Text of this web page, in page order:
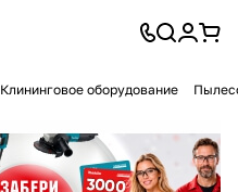
Клининговое оборудование